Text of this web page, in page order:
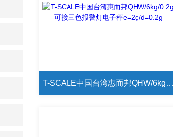
T-SCALE中国台湾惠而邦QHW/6kg/0.2g可接三色报警灯电子秤e=2g/d=0.2g